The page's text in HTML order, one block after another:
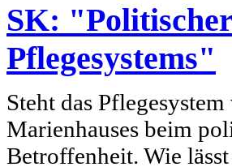
SK:
Pflegesystems"
Steht das
Marienhauses beim
Betroffenheit. Wie